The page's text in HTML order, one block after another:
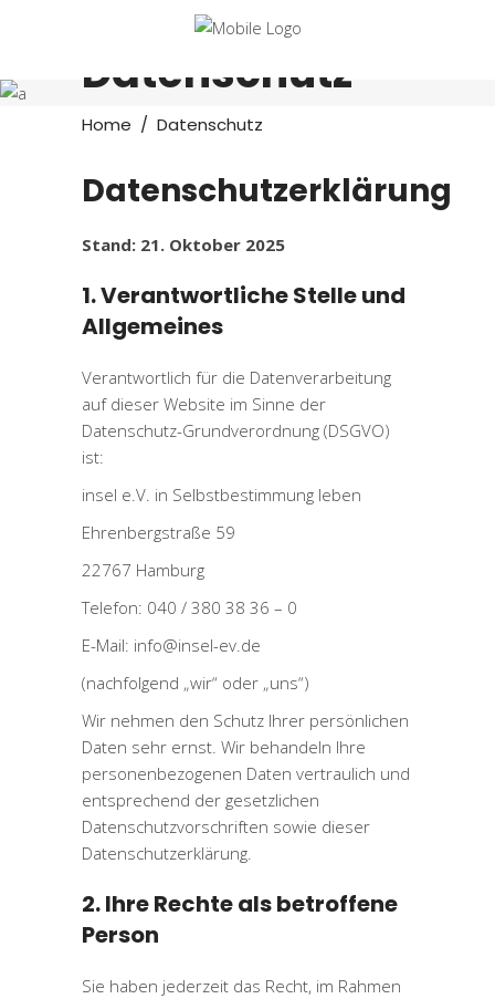
Datenschutz
Home / Datenschutz
Datenschutzerklärung
Stand: 21. Oktober 2025
1. Verantwortliche Stelle und
Allgemeines
Verantwortlich für die Datenverarbeitung
auf dieser Website im Sinne der
Datenschutz-Grundverordnung (DSGVO)
ist:
insel e.V. in Selbstbestimmung leben
Ehrenbergstraße 59
22767 Hamburg
Telefon: 040 / 380 38 36 – 0
E-Mail: info@insel-ev.de
(nachfolgend „wir“ oder „uns“)
Wir nehmen den Schutz Ihrer persönlichen
Daten sehr ernst. Wir behandeln Ihre
personenbezogenen Daten vertraulich und
entsprechend der gesetzlichen
Datenschutzvorschriften sowie dieser
Datenschutzerklärung.
2. Ihre Rechte als betroffene
Person
Sie haben jederzeit das Recht, im Rahmen